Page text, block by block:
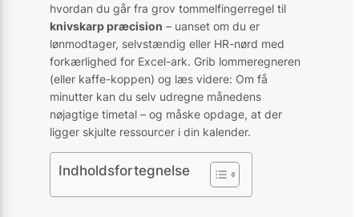
hvordan du går fra grov tommelfingerregel til
knivskarp præcision – uanset om du er
lønmodtager, selvstændig eller HR-nørd med
forkærlighed for Excel-ark. Grib lommeregneren
(eller kaffe-koppen) og læs videre: Om få
minutter kan du selv udregne månedens
nøjagtige timetal – og måske opdage, at der
ligger skjulte ressourcer i din kalender.
Indholdsfortegnelse